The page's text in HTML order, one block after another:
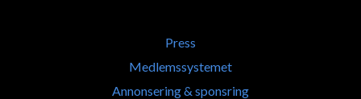
Press
Medlemssystemet
Annonsering & sponsring